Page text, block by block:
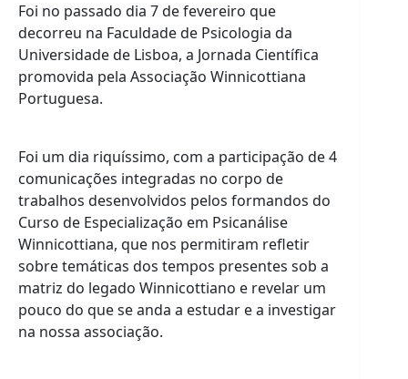
Foi no passado dia 7 de fevereiro que
decorreu na Faculdade de Psicologia da
Universidade de Lisboa, a Jornada Científica
promovida pela Associação Winnicottiana
Portuguesa.
Foi um dia riquíssimo, com a participação de 4
comunicações integradas no corpo de
trabalhos desenvolvidos pelos formandos do
Curso de Especialização em Psicanálise
Winnicottiana, que nos permitiram refletir
sobre temáticas dos tempos presentes sob a
matriz do legado Winnicottiano e revelar um
pouco do que se anda a estudar e a investigar
na nossa associação.